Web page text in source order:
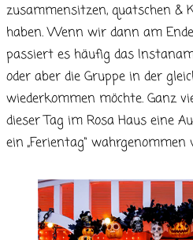
zusammensitzen, quatschen &
haben. Wenn wir dann am
passiert es häufig das
oder aber die Gruppe in der
wiederkommen möchte. Ganz
dieser Tag im Rosa Haus eine
ein „Ferientag“ wahrgenommen